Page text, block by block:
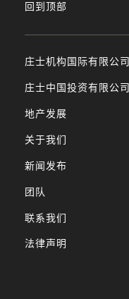
庄士机构国际有限公司
庄士中国投资有限公司
地产发展
关于我们
新闻发布
团队
回到顶部
联系我们
法律声明